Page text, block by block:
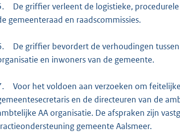
De griffier verleent de logistieke,
gemeenteraad en raadscommissies.
De griffier bevordert de verhoudingen
en inwoners van de gemeente.
Voor het voldoen aan verzoeken om
en de directeuren van de
AA organisatie. De afspraken zijn
gemeente Aalsmeer.